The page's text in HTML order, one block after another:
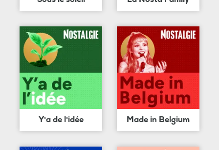
Y'a de l'idée Made in Belgium